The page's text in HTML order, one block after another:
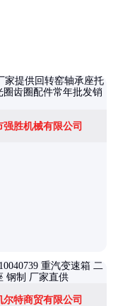
强胜机械有限公司
尔特商贸有限公司